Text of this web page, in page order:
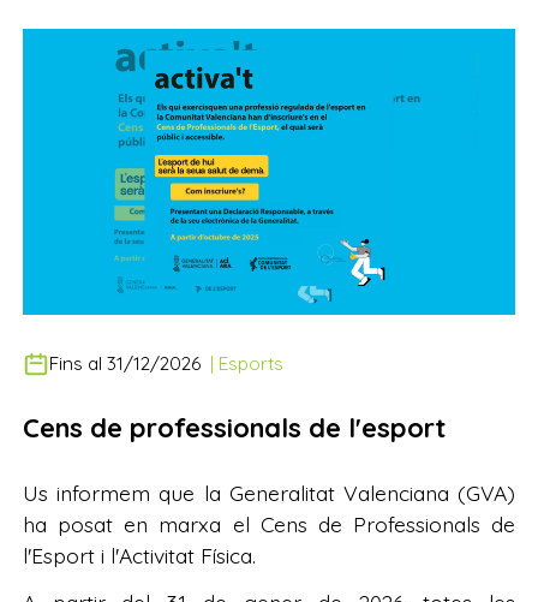
Fins al 31/12/2026 | Esports
Cens de professionals de l'esport
Us informem que la Generalitat Valenciana (GVA)
ha posat en marxa el Cens de Professionals de
l'Esport i l'Activitat Física.